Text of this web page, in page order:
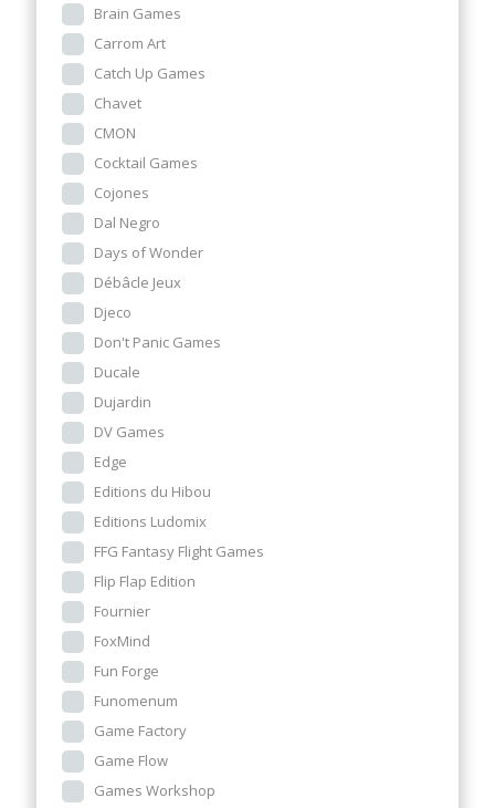
Brain Games
Carrom Art
Catch Up Games
Chavet
CMON
Cocktail Games
Cojones
Dal Negro
Days of Wonder
Débâcle Jeux
Djeco
Don't Panic Games
Ducale
Dujardin
DV Games
Edge
Editions du Hibou
Editions Ludomix
FFG Fantasy Flight Games
Flip Flap Edition
Fournier
FoxMind
Fun Forge
Funomenum
Game Factory
Game Flow
Games Workshop